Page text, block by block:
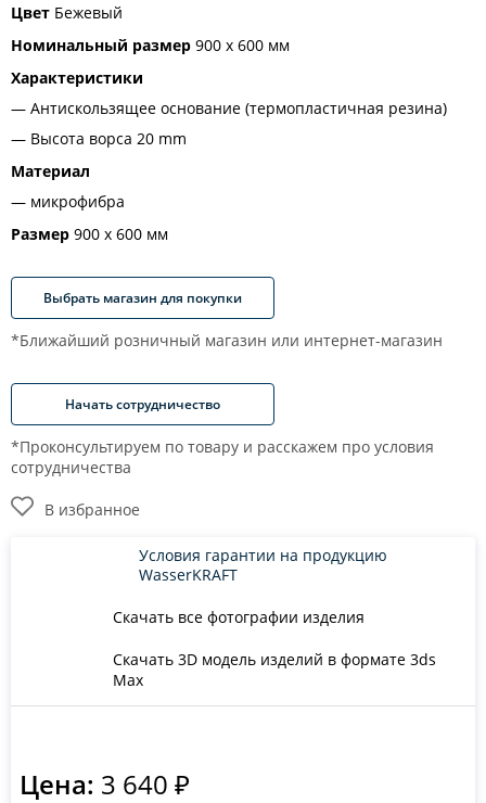
Цвет Бежевый
Номинальный размер 900 х 600 мм
Характеристики
Антискользящее основание (термопластичная резина)
Высота ворса 20 mm
Материал
микрофибра
Размер 900 х 600 мм
Выбрать магазин для покупки
*Ближайший розничный магазин или интернет-магазин
Начать сотрудничество
*Проконсультируем по товару и расскажем про условия
сотрудничества
В избранное
Скачать все фотографии изделия
Скачать 3D модель изделий в формате 3ds
Max
Условия гарантии на продукцию
WasserKRAFT
Цена: 3 640 ₽